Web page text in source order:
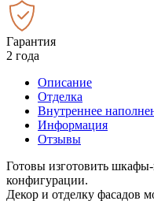
Гарантия
2 года
Описание
Отделка
Внутреннее
Информация
Отзывы
Готовы изготовить
конфигурации.
Декор и отделку фасадов